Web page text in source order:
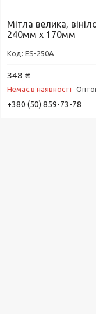
Мітла велика,
240мм х 170мм
ES-250A
348 ₴
Немає в наявності
+380 (50) 859-73-78